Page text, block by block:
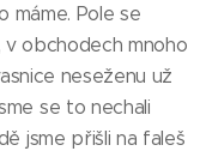
máme. Pole se
v obchodech mnoho
neseženu už
se to nechali
jsme přišli na faleš